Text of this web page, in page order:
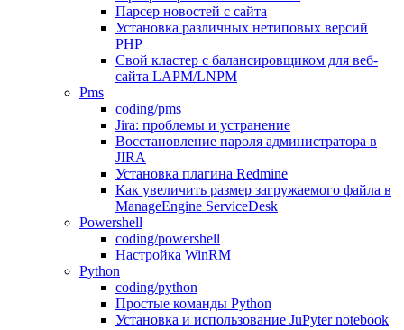
Парсер новостей с сайта
Установка различных нетиповых версий
PHP
Свой кластер с балансировщиком для веб-
сайта LAPM/LNPM
Pms
coding/pms
Jira: проблемы и устранение
Восстановление пароля администратора в
JIRA
Установка плагина Redmine
Как увеличить размер загружаемого файла в
ManageEngine ServiceDesk
Powershell
coding/powershell
Настройка WinRM
Python
coding/python
Простые команды Python
Установка и использование JuPyter notebook